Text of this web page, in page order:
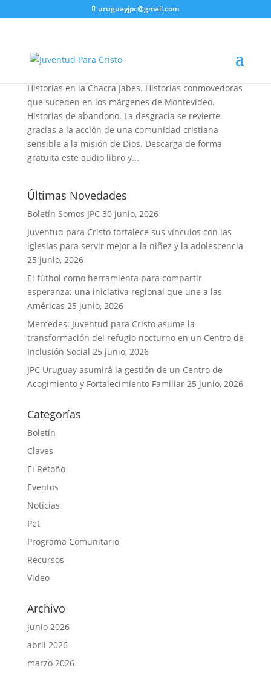
uruguayjpc@gmail.com
Descarga libre
Jun 28, 2023 |Noticias,
Historias en la Chacra Jabes. Historias conmovedoras
que suceden en los márgenes de Montevideo.
Historias de abandono. La desgracia se revierte
gracias a la acción de una comunidad cristiana
sensible a la misión de Dios. Descarga de forma
gratuita este audio libro y...
Últimas Novedades
Boletín Somos JPC 30 junio, 2026
Juventud para Cristo fortalece sus vínculos con las
iglesias para servir mejor a la niñez y la adolescencia
25 junio, 2026
El fútbol como herramienta para compartir
esperanza: una iniciativa regional que une a las
Américas 25 junio, 2026
Mercedes: Juventud para Cristo asume la
transformación del refugio nocturno en un Centro de
Inclusión Social 25 junio, 2026
JPC Uruguay asumirá la gestión de un Centro de
Acogimiento y Fortalecimiento Familiar 25 junio, 2026
Categorías
Boletín
Claves
El Retoño
Eventos
Noticias
Pet
Programa Comunitario
Recursos
Video
Archivo
junio 2026
abril 2026
marzo 2026